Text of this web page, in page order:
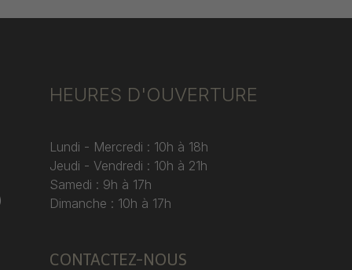
HEURES D'OUVERTURE
Lundi - Mercredi : 10h à 18h
Jeudi - Vendredi : 10h à 21h
Samedi : 9h à 17h
Dimanche : 10h à 17h
CONTACTEZ-NOUS